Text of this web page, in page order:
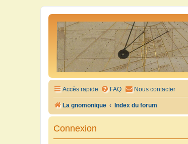
Accès rapide FAQ Nous contacter
La gnomonique Index du forum
Connexion